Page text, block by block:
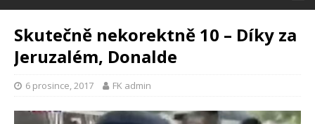
Skutečně nekorektně 10 – Díky za
Jeruzalém, Donalde
6 prosince, 2017 FK admin